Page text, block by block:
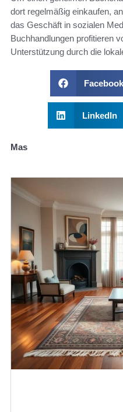
dort regelmäßig einkaufen,
das Geschäft in sozialen
Buchhandlungen profitieren
Unterstützung durch die
Facebook
LinkedIn
Mas